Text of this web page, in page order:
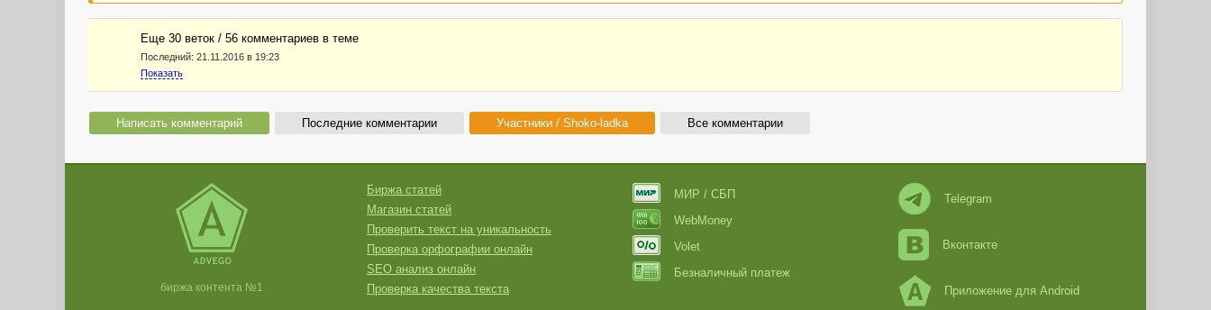
Еще 30 веток / 56 комментариев в темe
Последний: 21.11.2016 в 19:23
Показать
Написать комментарий Последние комментарии Участники / Shoko-ladka Все комментарии
биржа контента №1
Биржа статей
Магазин статей
Проверить текст на уникальность
Проверка орфографии онлайн
SEO анализ онлайн
Проверка качества текста
МИР / СБП
WebMoney
Volet
Безналичный платеж
Telegram
Вконтакте
Приложение для Android